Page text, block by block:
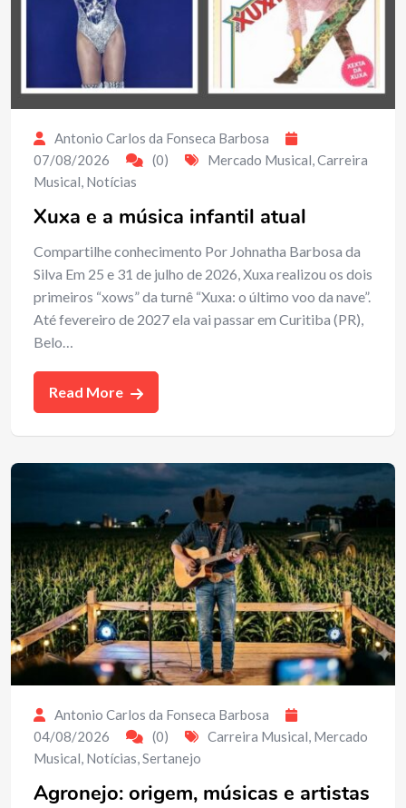
Antonio Carlos da Fonseca Barbosa
07/08/2026
(0) Mercado Musical,Carreira
Musical, Notícias
Xuxa e a música infantil atual
Compartilhe conhecimento Por Johnatha Barbosa da
Silva Em 25 e 31 de julho de 2026, Xuxa realizou os dois
primeiros “xows” da turnê “Xuxa: o último voo da nave”.
Até fevereiro de 2027 ela vai passar em Curitiba (PR),
Belo…
Read More
Antonio Carlos da Fonseca Barbosa
04/08/2026
(0) Carreira Musical, Mercado
Musical, Notícias,Sertanejo
Agronejo: origem, músicas e artistas